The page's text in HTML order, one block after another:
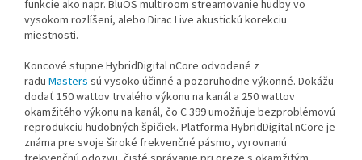
funkcie ako napr. BluOS multiroom streamovanie hudby vo
vysokom rozlíšení, alebo Dirac Live akustickú korekciu
miestnosti.
Koncové stupne HybridDigital nCore odvodené z
radu Masters sú vysoko účinné a pozoruhodne výkonné. Dokážu
dodať 150 wattov trvalého výkonu na kanál a 250 wattov
okamžitého výkonu na kanál, čo C 399 umožňuje bezproblémovú
reprodukciu hudobných špičiek. Platforma HybridDigital nCore je
známa pre svoje široké frekvenčné pásmo, vyrovnanú